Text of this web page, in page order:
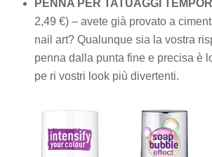
PENNA PER TATUAGGI
2,49 €) – avete già provato a
nail art? Qualunque sia la vostra
penna dalla punta fine e precisa è
pe ri vostri look più divertenti.